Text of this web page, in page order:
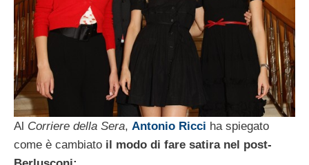
Al Corriere della Sera, Antonio Ricci ha spiegato
come è cambiato il modo di fare satira nel post-